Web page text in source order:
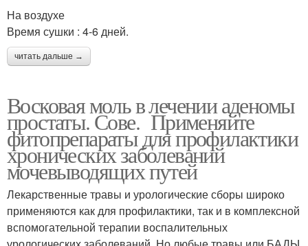
На воздухе
Время сушки : 4-6 дней.
читать дальше →
Восковая моль в лечении аденомы
простаты. Сове. Применяйте
фитопрепараты для профилактики
хронических заболеваний
мочевыводящих путей
Лекарственные травы и урологические сборы широко
применяются как для профилактики, так и в комплексной
вспомогательной терапии воспалительных